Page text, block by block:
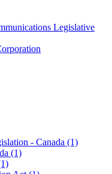
Legislative
- Canada (1)
(1)